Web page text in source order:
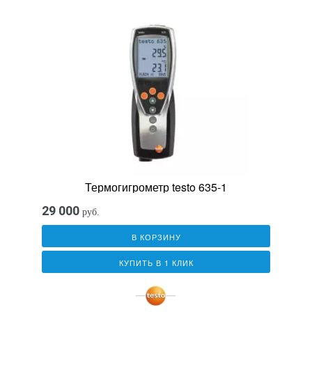
Термогигрометр testo 635-1
29 000 руб.
В КОРЗИНУ
КУПИТЬ В 1 КЛИК